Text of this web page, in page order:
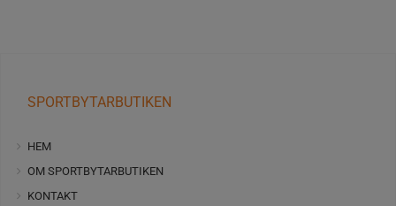
SPORTBYTARBUTIKEN
HEM
OM SPORTBYTARBUTIKEN
KONTAKT